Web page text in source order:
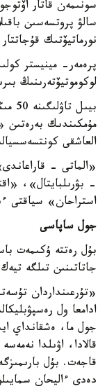
سونىمەن قاتار
سالۋ پروتسەسىن
نورماتيۆتىك
پرەمەر- مينيستر
لوكوموتيۆتەرىنىڭ
مۇمكىندىك بەرەتىن
العاشقى
«الماتى -
- بۋرىلبايتال»،
استراحان» سياقتى
جول ساپاسى
بۇل رەتتە ۇكىمەت
جاتاتىنىن تىلگە
«تۇرعىنداردان
ادامعا ول
جول ما، ەشقانداي
قالادا، اۋىلدا
قاجەت. بۇل
دەدى ءاليحان